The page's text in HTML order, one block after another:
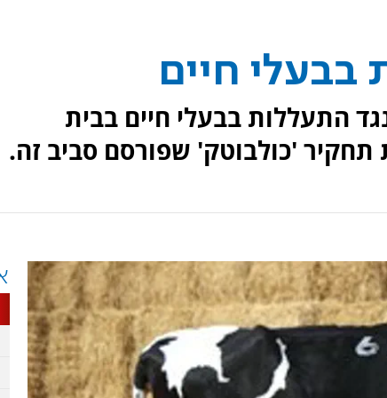
בבעלי חיים
התעללות בבעלי חיים בבית
'כולבוטק' שפורסם סביב זה.